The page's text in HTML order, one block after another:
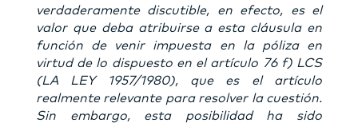
verdaderamente discutible, en efecto, es el
valor que deba atribuirse a esta cláusula en
función de venir impuesta en la póliza en
virtud de lo dispuesto en el artículo 76 f) LCS
(LA LEY 1957/1980), que es el artículo
realmente relevante para resolver la cuestión.
Sin embargo, esta posibilidad ha sido